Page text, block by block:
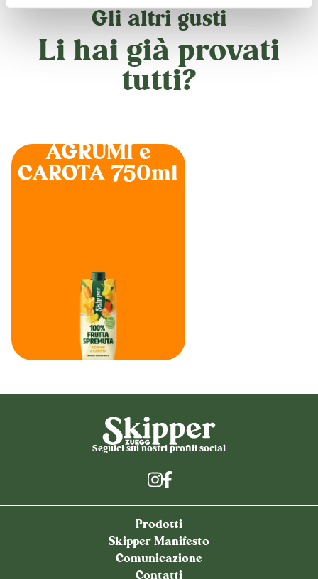
Gli altri gusti
Li hai già provati
tutti?
AGRUMI e
CAROTA 750ml
Seguici sui nostri profili social
Prodotti
Skipper Manifesto
Comunicazione